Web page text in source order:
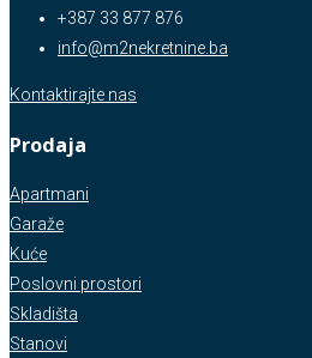
+387 33 877 876
info@m2nekretnine.ba
Kontaktirajte nas
Prodaja
Apartmani
Garaže
Kuće
Poslovni prostori
Skladišta
Stanovi